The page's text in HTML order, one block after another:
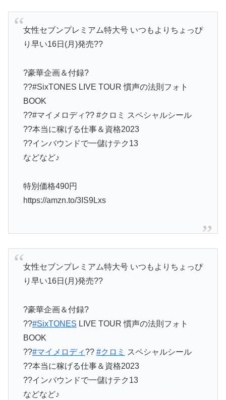
女性セブンプレミアム特大号 いつもよりちょっぴ
り早い16日(月)発売??
?豪華企画＆付録?
??#SixTONES LIVE TOUR 慣声の法則フォト
BOOK
??#マイメロディ?? #クロミ スペシャルシール
??本当に稼げる仕事＆資格2023
??インバウンドで一儲けテク13
などなど♪
特別価格490円
https://amzn.to/3IS9Lxs
女性セブンプレミアム特大号 いつもよりちょっぴ
り早い16日(月)発売??
?豪華企画＆付録?
??#SixTONES LIVE TOUR 慣声の法則フォト
BOOK
??#マイメロディ?? #クロミ
スペシャルシール
??本当に稼げる仕事＆資格2023
??インバウンドで一儲けテク13
などなど♪